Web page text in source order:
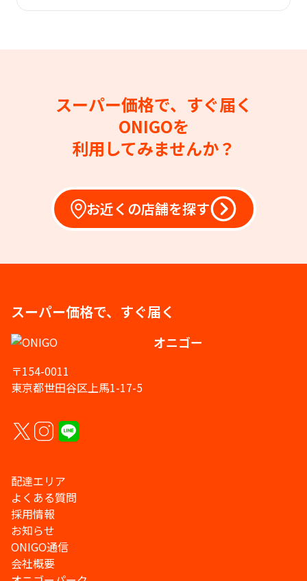
スーパー価格で、すぐ届く
ONIGOを
利用してみませんか？
お近くの店舗を探す
スーパー価格で、すぐ届く
オニゴー
〒154-0011
東京都世田谷区上馬1-17-5
配達エリア
よくある質問
採用情報
お知らせ
ONIGO通信
会社概要